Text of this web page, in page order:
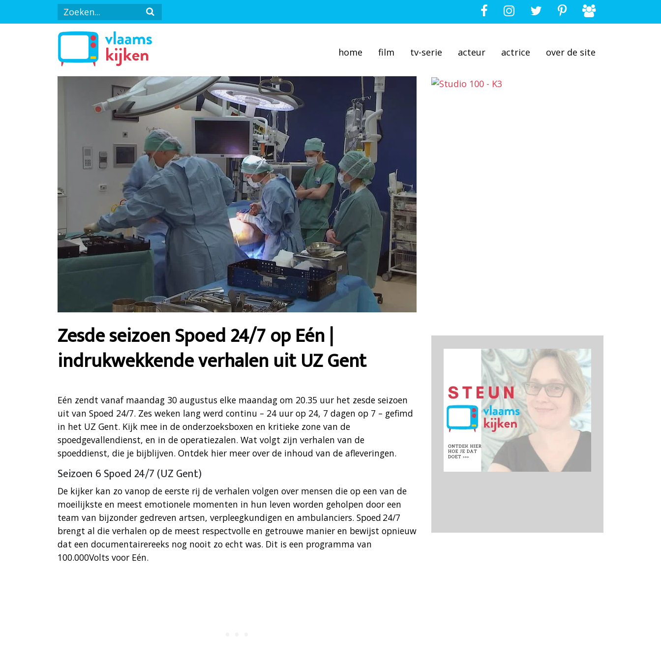
home film tv-serie acteur actrice over de site
Zesde seizoen Spoed 24/7 op Eén |
indrukwekkende verhalen uit UZ Gent
Eén zendt vanaf maandag 30 augustus elke maandag om 20.35 uur het zesde seizoen
uit van Spoed 24/7. Zes weken lang werd continu – 24 uur op 24, 7 dagen op 7 – gefimd
in het UZ Gent. Kijk mee in de onderzoeksboxen en kritieke zone van de
spoedgevallendienst, en in de operatiezalen. Wat volgt zijn verhalen van de
spoeddienst, die je bijblijven. Ontdek hier meer over de inhoud van de afleveringen.
Seizoen 6 Spoed 24/7 (UZ Gent)
De kijker kan zo vanop de eerste rij de verhalen volgen over mensen die op een van de
moeilijkste en meest emotionele momenten in hun leven worden geholpen door een
team van bijzonder gedreven artsen, verpleegkundigen en ambulanciers. Spoed 24/7
brengt al die verhalen op de meest respectvolle en getrouwe manier en bewijst opnieuw
dat een documentairereeks nog nooit zo echt was. Dit is een programma van
100.000Volts voor Eén.